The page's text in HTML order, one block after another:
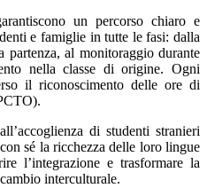
un percorso chiaro e
e famiglie in tutte le fasi: dalla
partenza, al monitoraggio durante
nella classe di origine. Ogni
il riconoscimento delle ore di
di studenti stranieri
sé la ricchezza delle loro lingue
l’integrazione e trasformare la
interculturale.